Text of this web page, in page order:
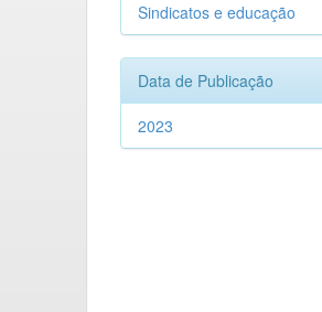
Sindicatos e educação
Data de Publicação
2023